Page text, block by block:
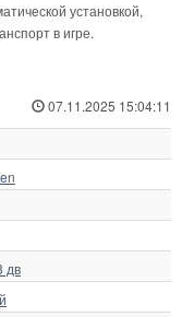
установкой,
в игре.
07.11.2025 15:04:11
дв